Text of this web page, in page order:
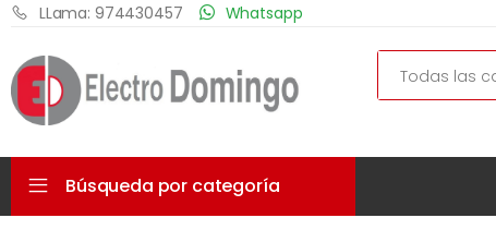
LLama: 974430457 Whatsapp
Search
Búsqueda por categoría